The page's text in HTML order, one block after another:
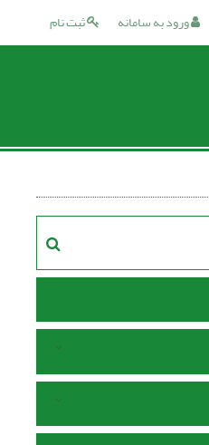
ثبت نام ورود به سامانه